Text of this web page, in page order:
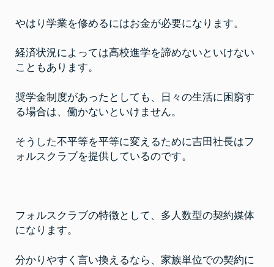
やはり学業を修めるにはお金が必要になります。
経済状況によっては高校進学を諦めないといけない
こともあります。
奨学金制度があったとしても、日々の生活に困窮す
る場合は、働かないといけません。
そうした不平等を平等に変えるために吉田社長はフ
ォルスクラブを提供しているのです。
フォルスクラブの特徴として、多人数型の契約媒体
になります。
分かりやすく言い換えるなら、家族単位での契約に